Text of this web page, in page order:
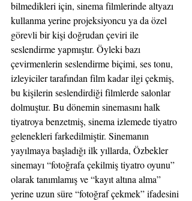
bilmedikleri için, sinema filmlerinde altyazı
kullanma yerine projeksiyoncu ya da özel
görevli bir kişi doğrudan çeviri ile
seslendirme yapmıştır. Öyleki bazı
çevirmenlerin seslendirme biçimi, ses tonu,
izleyiciler tarafından film kadar ilgi çekmiş,
bu kişilerin seslendirdiği filmlerde salonlar
dolmuştur. Bu dönemin sinemasını halk
tiyatroya benzetmiş, sinema izlemede tiyatro
gelenekleri farkedilmiştir. Sinemanın
yayılmaya başladığı ilk yıllarda, Özbekler
sinemayı “fotoğrafa çekilmiş tiyatro oyunu”
olarak tanımlamış ve “kayıt altına alma”
yerine uzun süre “fotoğraf çekmek” ifadesini